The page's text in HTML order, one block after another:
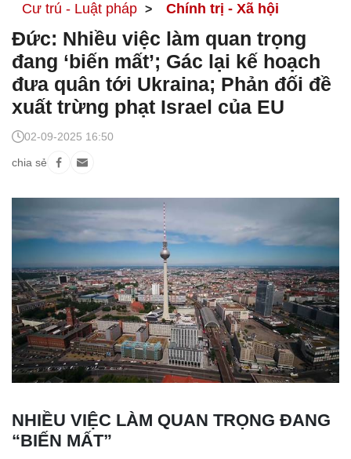
Cư trú - Luật pháp Chính trị - Xã hội
Đức: Nhiều việc làm quan trọng
đang ‘biến mất’; Gác lại kế hoạch
đưa quân tới Ukraina; Phản đối đề
xuất trừng phạt Israel của EU
chia sẻ
02-09-2025 16:50
NHIỀU VIỆC LÀM QUAN TRỌNG ĐANG
“BIẾN MẤT”